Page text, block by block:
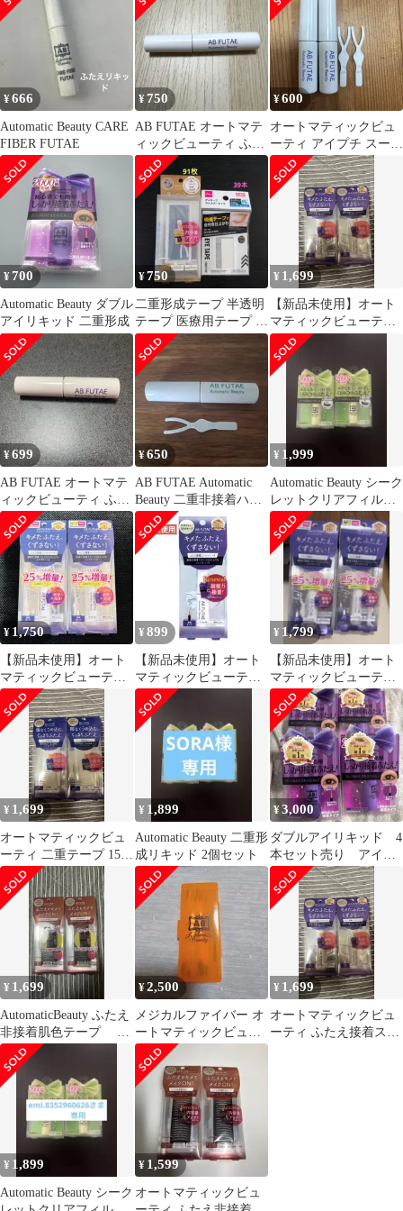
¥666
Automatic Beauty CARE
FIBER FUTAE
¥750
AB FUTAE オートマテ
ィックビューティ ふた
え接着スーパーハード
¥600
オートマティックビュ
ーティ アイプチ スーパ
ーハード
¥700
Automatic Beauty ダブル
アイリキッド 二重形成
¥750
二重形成テープ 半透明
テープ 医療用テープ 日
本製 アイテープ ファイ
バー
¥ 1,699
【新品未使用】オート
マティックビューティ
ふたえ接着スーパーハ
ード 4.5ml
¥699
AB FUTAE オートマテ
ィックビューティ ふた
え接着スーパーハード
¥650
AB FUTAE Automatic
Beauty 二重非接着ハー
ドフィルム
¥ 1,999
Automatic Beauty シーク
レットクリアフィルム
2個セット
¥ 1,750
【新品未使用】オート
マティックビューティ
ふたえ接着スーパーハ
ード 5.7ml
¥ 899
【新品未使用】オート
マティックビューティ
ふたえ接着スーパーハ
ード 5.7ml
¥ 1,799
【新品未使用】オート
マティックビューティ
ふたえ接着スーパーハ
ード 5.7ml
¥ 1,699
オートマティックビュ
ーティ 二重テープ 154
枚 アイプチ アイテ
ープ 2セット
¥ 1,899
Automatic Beauty 二重形
成リキッド 2個セット
¥3,000
ダブルアイリキッド 4
本セット売り アイプ
チ 二重
¥ 1,699
AutomaticBeauty ふたえ
非接着肌色テープ
100枚入り×2点
¥2,500
メジカルファイバー オ
ートマティックビュー
ティー アイプチ
¥ 1,699
オートマティックビュ
ーティ ふたえ接着スー
¥ 1,899
Automatic Beauty シーク
¥ 1,599
オートマティックビュ